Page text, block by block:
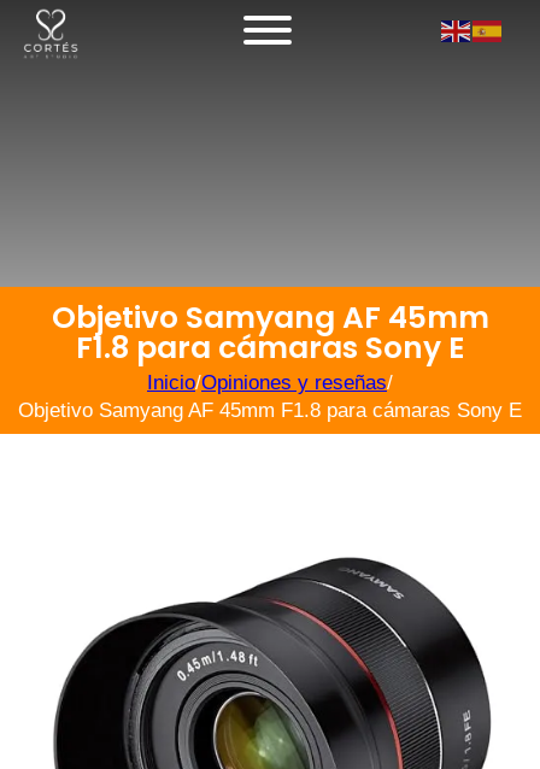
Objetivo Samyang AF 45mm
F1.8 para cámaras Sony E
Inicio/Opiniones y reseñas/
Objetivo Samyang AF 45mm F1.8 para cámaras Sony E